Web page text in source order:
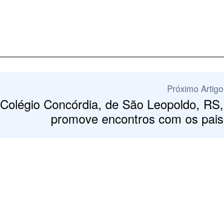
Próximo Artigo
Colégio Concórdia, de São Leopoldo, RS,
promove encontros com os pais